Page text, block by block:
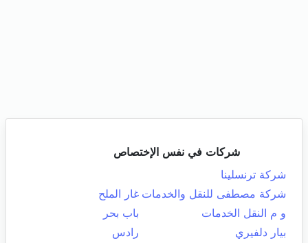
شركات في نفس الإختصاص
شركة ترنسلينا
شركة مصطفى للنقل والخدمات غار الملح
و م النقل الخدمات
باب بحر
بيار دلفيري
رادس